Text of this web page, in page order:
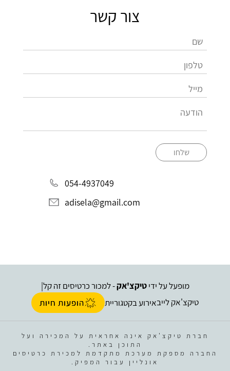
צור קשר
שלחו
054-4937049
adisela@gmail.com
מופעל על ידיטיקצ'אק- למכור כרטיסים זה קל|
טיקצ'אק לייבאירוע בקטגוריית הופעות חיות
חברת טיקצ'אק אינה אחראית על המכירה ועל
התוכן באתר.
החברה מספקת מערכת מתקדמת למכירת כרטיסים
אונליין עבור המפיק.